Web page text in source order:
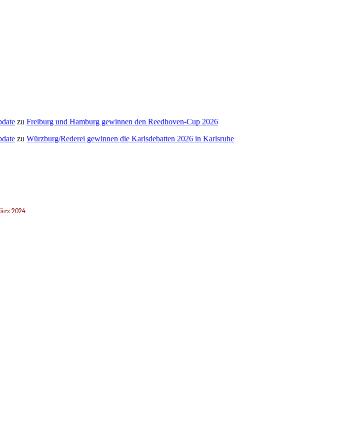
zu Freiburg und Hamburg gewinnen den Reedhoven-Cup 2026
zu Würzburg/Rederei gewinnen die Karlsdebatten 2026 in Karlsruhe
2024